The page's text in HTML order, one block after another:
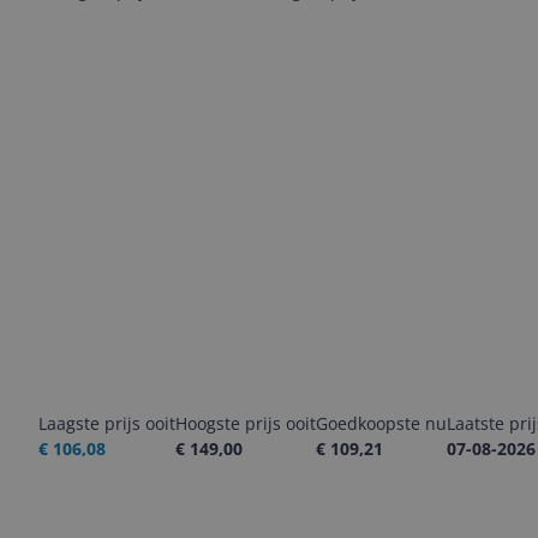
Laagste prijs ooit
€ 106,08
Hoogste prijs ooit
€ 149,00
Goedkoopste nu
€ 109,21
Laatste
07-08-2026